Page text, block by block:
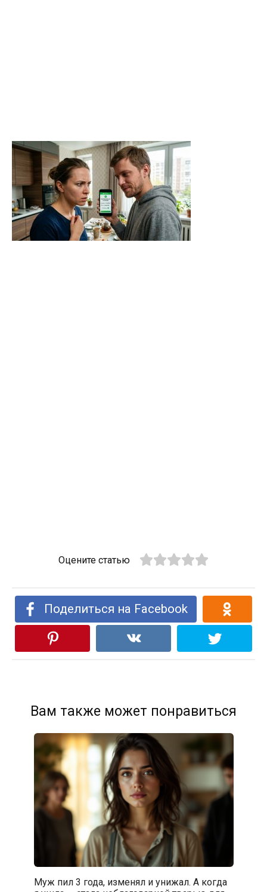
Оцените статью
Поделиться на Facebook
Вам также может понравиться
Муж пил 3 года, изменял и унижал. А когда